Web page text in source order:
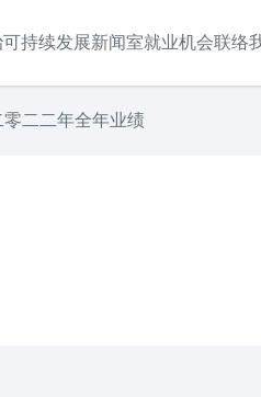
可持续发展新闻室就业机会联络
二二年全年业绩